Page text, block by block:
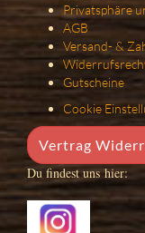
Privatsphäre
AGB
Versand- &
Gutscheine
Cookie
Vertrag
Du findest uns hier: